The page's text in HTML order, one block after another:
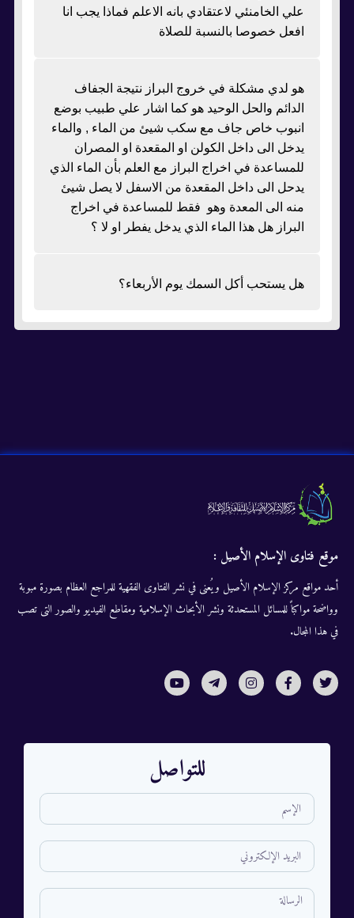
علي الخامنئي لاعتقادي بانه الاعلم فماذا يجب انا
افعل خصوصا بالنسبة للصلاة
هو لدي مشكلة في خروج البراز نتيجة الجفاف
الدائم والحل الوحيد هو كما اشار علي طبيب بوضع
انبوب خاص جاف مع سكب شيئ من الماء , والماء
يدخل الى داخل الكولن او المقعدة او المصران
للمساعدة في اخراج البراز مع العلم بأن الماء الذي
يدحل الى داخل المقعدة من الاسفل لا يصل شيئ
منه الى المعدة وهو فقط للمساعدة في اخراج
البراز هل هذا الماء الذي يدخل يفطر او لا ؟
هل يستحب أكل السمك يوم الأربعاء؟
موقع فتاوى الإسلام الأصيل :
أحد مواقع مركز الإسلام الأصيل ويُعنى في نشر الفتاوى الفقهية للمراجع العظام بصورة مبوبة
وواضحة مواكباً للمسائل المستحدثة ونشر الأبحاث الإسلامية ومقاطع الفيديو والصور التى تصب
في هذا المجال.
للتواصل